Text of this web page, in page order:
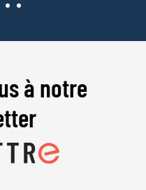
à notre